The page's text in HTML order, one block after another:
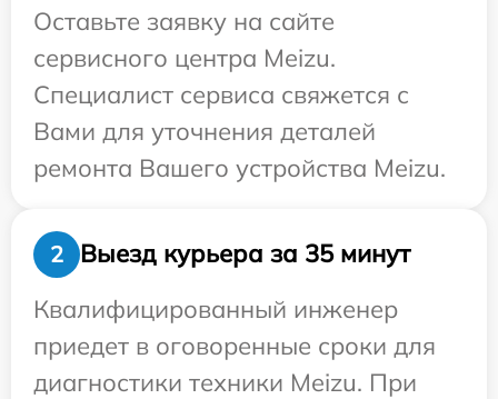
Оставьте заявку на сайте
сервисного центра Meizu.
Специалист сервиса свяжется с
Вами для уточнения деталей
ремонта Вашего устройства Meizu.
2
Выезд курьера за 35 минут
Квалифицированный инженер
приедет в оговоренные сроки для
диагностики техники Meizu. При